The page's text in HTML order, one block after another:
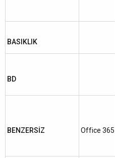
BASIKLIK
BD
BENZERSİZ Office 365